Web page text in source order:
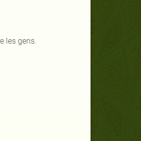
les gens.